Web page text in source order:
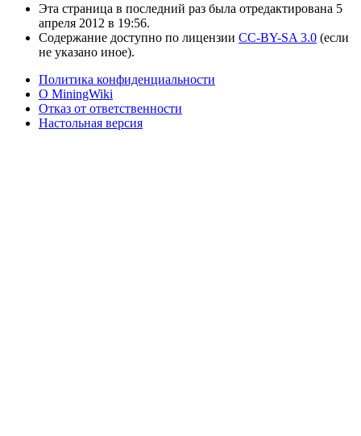
Эта страница в последний раз была отредактирована 5
апреля 2012 в 19:56.
Содержание доступно по лицензии CC-BY-SA 3.0 (если
не указано иное).
Политика конфиденциальности
О MiningWiki
Отказ от ответственности
Настольная версия